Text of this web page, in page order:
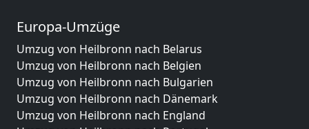
Europa-Umzüge
Umzug von Heilbronn nach Belarus
Umzug von Heilbronn nach Belgien
Umzug von Heilbronn nach Bulgarien
Umzug von Heilbronn nach Dänemark
Umzug von Heilbronn nach England